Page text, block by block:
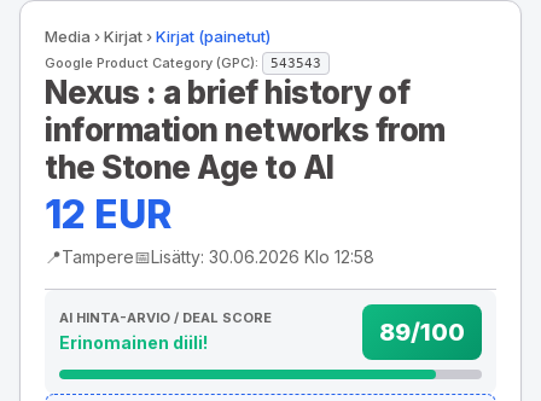
Media ›Kirjat ›Kirjat (painetut)
Google Product Category (GPC): 543543
Nexus : a brief history of
information networks from
the Stone Age to AI
12 EUR
📍Tampere📅Lisätty: 30.06.2026 Klo 12:58
AI HINTA-ARVIO / DEAL SCORE
Erinomainen diili! 89/100